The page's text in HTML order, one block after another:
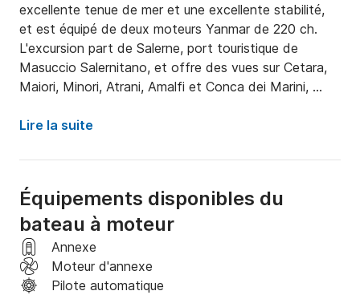
excellente tenue de mer et une excellente stabilité,
et est équipé de deux moteurs Yanmar de 220 ch.
L'excursion part de Salerne, port touristique de
Masuccio Salernitano, et offre des vues sur Cetara,
Maiori, Minori, Atrani, Amalfi et Conca dei Marini,
également débarquer à Amalfi pour admirer la beauté
Lire la suite
Équipements disponibles du
bateau à moteur
Annexe
Moteur d'annexe
Pilote automatique